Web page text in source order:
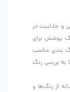
و جذابیت در
پوشش برای
بندی مناسب
به بررسی رنگ
از رنگ‌ها و